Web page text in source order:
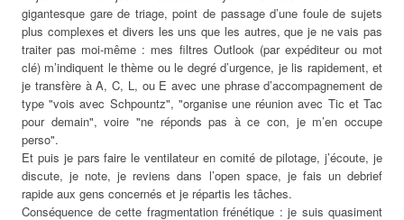
gigantesque gare de triage, point de passage d’une foule de sujets
plus complexes et divers les uns que les autres, que je ne vais pas
traiter pas moi-même : mes filtres Outlook (par expéditeur ou mot
clé) m’indiquent le thème ou le degré d’urgence, je lis rapidement, et
je transfère à A, C, L, ou E avec une phrase d’accompagnement de
type "vois avec Schpountz", "organise une réunion avec Tic et Tac
pour demain", voire "ne réponds pas à ce con, je m’en occupe
perso".
Et puis je pars faire le ventilateur en comité de pilotage, j’écoute, je
discute, je note, je reviens dans l’open space, je fais un debrief
rapide aux gens concernés et je répartis les tâches.
Conséquence de cette fragmentation frénétique : je suis quasiment